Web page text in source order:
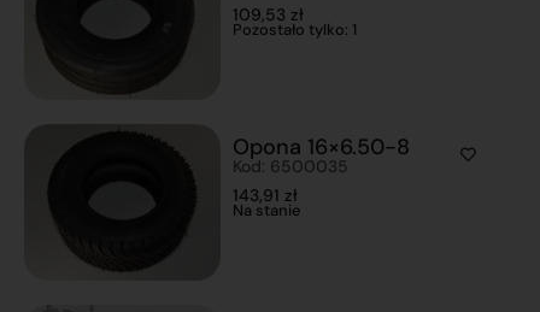
109,53 zł
Pozostało tylko: 1
Opona 16×6.50-8
Kod: 6500035
143,91 zł
Na stanie